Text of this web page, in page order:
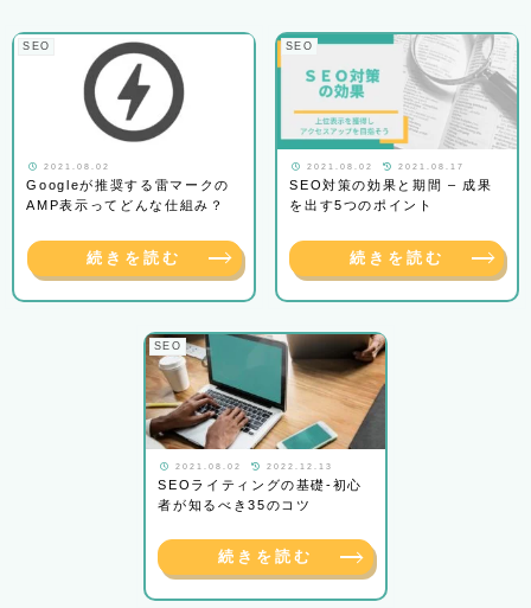
SEO
Googleが推奨する雷マークの
AMP表示ってどんな仕組み？
2021.08.02
続きを読む
SEO
SEO対策の効果と期間 – 成果
を出す5つのポイント
2021.08.02 2021.08.17
続きを読む
SEO
SEOライティングの基礎-初心
者が知るべき35のコツ
2021.08.02 2022.12.13
続きを読む